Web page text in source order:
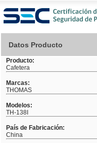
Datos Producto
Producto:
Cafetera
Marcas:
THOMAS
Modelos:
TH-138I
País de Fabricación:
China